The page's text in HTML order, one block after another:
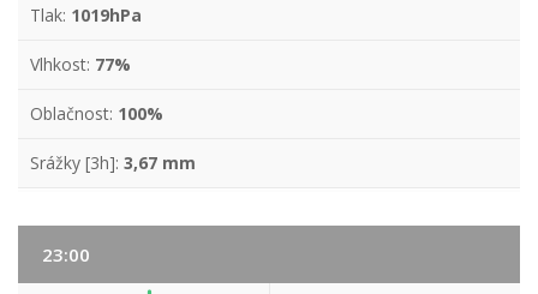
Tlak: 1019hPa
Vlhkost: 77%
Oblačnost: 100%
Srážky [3h]: 3,67 mm
23:00